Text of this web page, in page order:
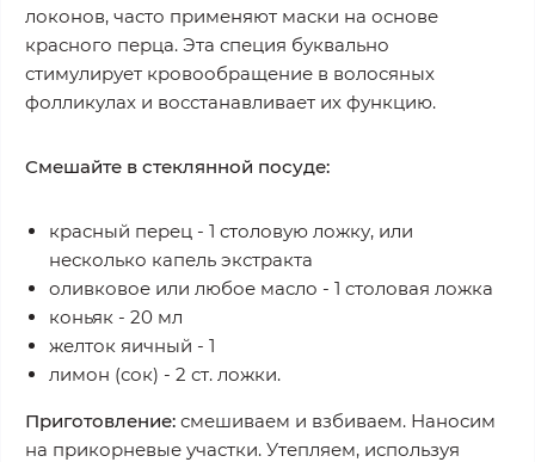
локонов, часто применяют маски на основе
красного перца. Эта специя буквально
стимулирует кровообращение в волосяных
фолликулах и восстанавливает их функцию.
Смешайте в стеклянной посуде:
красный перец - 1 столовую ложку, или
несколько капель экстракта
оливковое или любое масло - 1 столовая ложка
коньяк - 20 мл
желток яичный - 1
лимон (сок) - 2 ст. ложки.
Приготовление: смешиваем и взбиваем. Наносим
на прикорневые участки. Утепляем, используя